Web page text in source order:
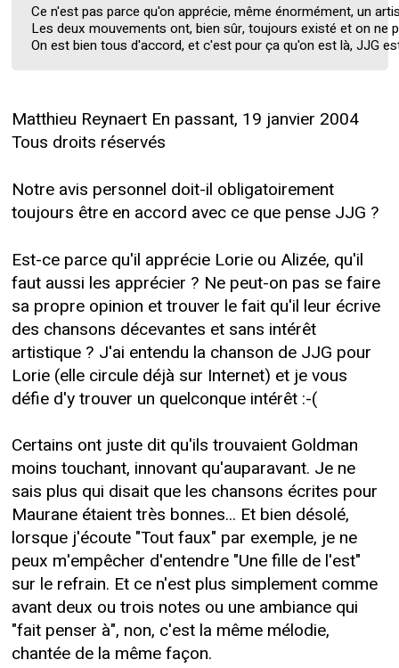
Ce n'est pas parce qu'on apprécie, même énormément, un
Les deux mouvements ont, bien sûr, toujours existé et on ne
On est bien tous d'accord, et c'est pour ça qu'on est là, JJG
Matthieu Reynaert En passant, 19 janvier 2004
Tous droits réservés
Notre avis personnel doit-il obligatoirement
toujours être en accord avec ce que pense JJG ?
Est-ce parce qu'il apprécie Lorie ou Alizée, qu'il
faut aussi les apprécier ? Ne peut-on pas se faire
sa propre opinion et trouver le fait qu'il leur écrive
des chansons décevantes et sans intérêt
artistique ? J'ai entendu la chanson de JJG pour
Lorie (elle circule déjà sur Internet) et je vous
défie d'y trouver un quelconque intérêt :-(
Certains ont juste dit qu'ils trouvaient Goldman
moins touchant, innovant qu'auparavant. Je ne
sais plus qui disait que les chansons écrites pour
Maurane étaient très bonnes... Et bien désolé,
lorsque j'écoute "Tout faux" par exemple, je ne
peux m'empêcher d'entendre "Une fille de l'est"
sur le refrain. Et ce n'est plus simplement comme
avant deux ou trois notes ou une ambiance qui
"fait penser à", non, c'est la même mélodie,
chantée de la même façon.